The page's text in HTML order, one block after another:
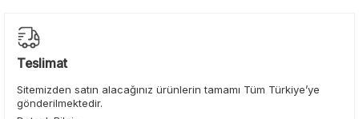
Teslimat
Sitemizden satın alacağınız ürünlerin tamamı Tüm Türkiye’ye
gönderilmektedir.